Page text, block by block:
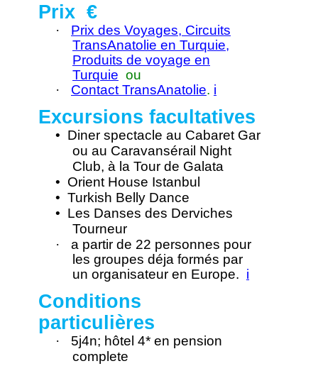
Prix €
·
Prix des Voyages, Circuits
TransAnatolie en Turquie,
Produits de voyage en
Turquie ou
·
Contact TransAnatolie. i
Excursions facultatives
• Diner spectacle au Cabaret Gar
ou au Caravansérail Night
Club, à la Tour de Galata
• Orient House Istanbul
• Turkish Belly Dance
• Les Danses des Derviches
Tourneur
·
a partir de 22 personnes pour
les groupes déja formés par
un organisateur en Europe. i
Conditions
particulières
·
5j4n; hôtel 4* en pension
complete